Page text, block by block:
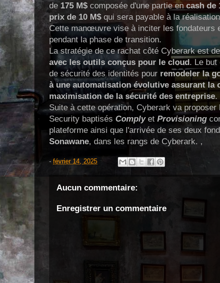
de 175 M$composée d'une partie encash de
prix de 10 M$ qui sera payable à la
Cette manœuvre vise à inciter les fondateurs
pendant la phase de transition.
La stratégie de ce rachat côté Cyberark est de
avec les outils conçus pour le cloud. Le but
de sécurité des identités pour remodeler la
à une automatisation évolutive assurant la
maximisation de la sécurité des entreprise.
Suite à cette opération, Cyberark va
Security baptisés Complyet Provisioning
plateforme ainsi que l'arrivée de ses deux
Sonawane, dans les rangs de Cyberark. ,
- février 14, 2025
Aucun commentaire:
Enregistrer un commentaire